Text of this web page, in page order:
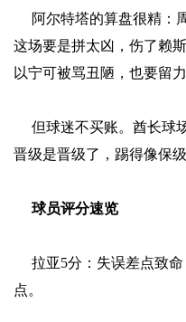
阿尔特塔的算盘很精：
这场要是拼太凶，伤了赖
以宁可被骂丑陋，也要留力
但球迷不买账。酋长球
晋级是晋级了，踢得像保
球员评分速览
拉亚5分：失误差点致
点。